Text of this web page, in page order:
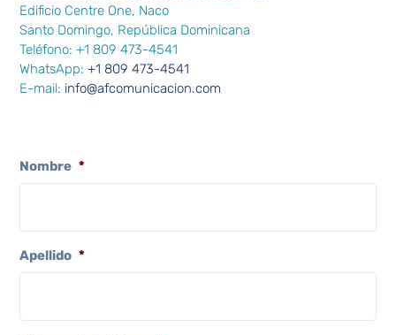
Edificio Centre One, Naco
Santo Domingo, República Dominicana
Teléfono: +1 809 473-4541
WhatsApp:+1 809 473-4541
E-mail: info@afcomunicacion.com
Nombre *
Apellido *